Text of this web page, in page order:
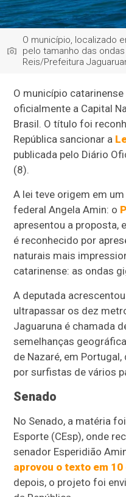
O município, localizado
pelo tamanho das
Reis/Prefeitura
O município
oficialmente a Capital
Brasil. O título foi
República sancionar a
publicada pelo Diário
(8).
A lei teve origem em
federal Angela Amin: o
apresentou a proposta,
é reconhecido por
naturais mais
catarinense: as ondas
A deputada
ultrapassar os dez
Jaguaruna é chamada
semelhanças
de Nazaré, em
por surfistas de vários
Senado
No Senado, a matéria
Esporte (CEsp), onde
senador Esperidião
aprovou o texto em 10
depois, o projeto foi